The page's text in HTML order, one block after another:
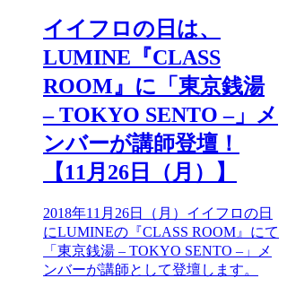
イイフロの日は、
LUMINE『CLASS
ROOM』に「東京銭湯
– TOKYO SENTO –」メ
ンバーが講師登壇！
【11月26日（月）】
2018年11月26日（月）イイフロの日
にLUMINEの『CLASS ROOM』にて
「東京銭湯 – TOKYO SENTO –」メ
ンバーが講師として登壇します。